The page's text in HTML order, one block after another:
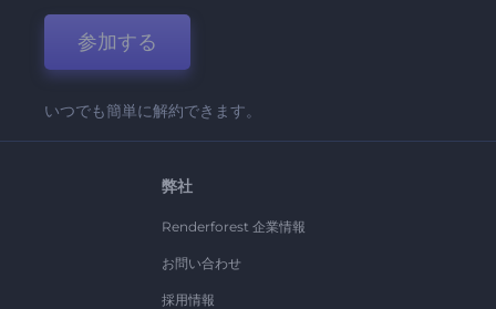
参加する
いつでも簡単に解約できます。
弊社
Renderforest 企業情報
お問い合わせ
採用情報